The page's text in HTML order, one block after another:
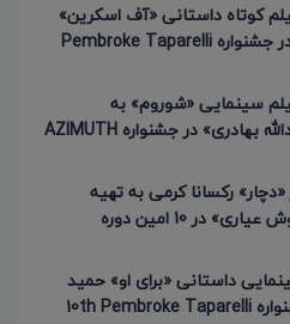
کوتاه داستانی «آف اسکرین»
وهاب احشام در جشنواره Pembroke Taparelli
سینمایی «شوروم» به
کارگردانی «عبدالله بهادری» در جشنواره AZIMUTH
رکسانا کرمی به تهیه
کنندگی «کیانوش عیاری» در 10 امین دوره
داستانی «برای او» حمید
زرگرنژاد در جشنواره 10th Pembroke Taparelli